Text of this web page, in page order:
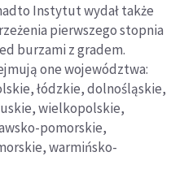
Instytut wydał także
pierwszego stopnia
burzami z gradem.
one województwa:
łódzkie, dolnośląskie,
wielkopolskie,
pomorskie,
warmińsko-